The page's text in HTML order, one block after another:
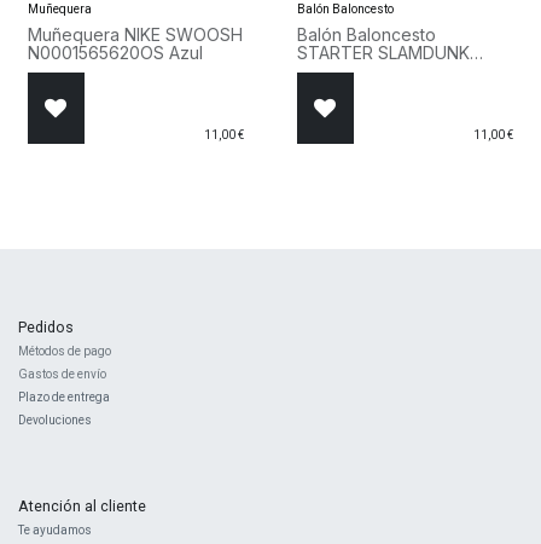
Muñequera
Muñequera NIKE SWOOSH
N0001565620OS Azul
11,00€
Balón Baloncesto
Balón Baloncesto
STARTER SLAMDUNK
97035.A66 Naranja
11,00€
Pedidos
Métodos de pago
Gastos de envío
Plazo de entrega
Devoluciones
Atención al cliente
Te ayudamos